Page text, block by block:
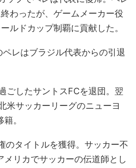
わったが、ゲームメーカー役
ルドカップ制覇に貢献した。
レはブラジル代表からの引退
ごしたサントスFCを退団。翌
米サッカーリーグのニューヨ
。
のタイトルを獲得。サッカー不
メリカでサッカーの伝道師とし